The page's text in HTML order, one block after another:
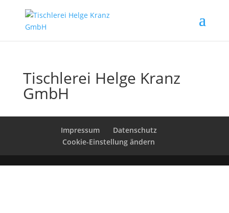
Tischlerei Helge Kranz
GmbH
Impressum
Datenschutz
Cookie-Einstellung ändern